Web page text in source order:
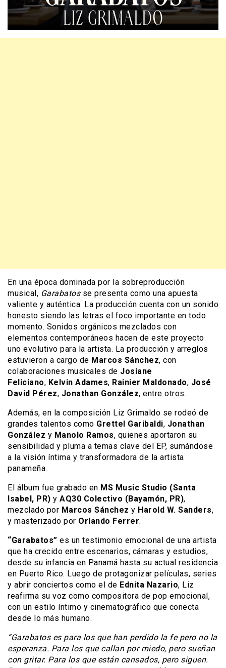
En una época dominada por la sobreproducción
musical, Garabatosse presenta como una apuesta
valiente y auténtica. La producción cuenta con un sonido
honesto siendo las letras el foco importante en todo
momento. Sonidos orgánicos mezclados con
elementos contemporáneos hacen de este proyecto
uno evolutivo para la artista. La producción y arreglos
estuvieron a cargo de Marcos Sánchez, con
colaboraciones musicales de Josiane
Feliciano, Kelvin Adames, Rainier Maldonado, José
David Pérez, Jonathan González, entre otros.
Además, en la composición Liz Grimaldo se rodeó de
grandes talentos como Grettel Garibaldi, Jonathan
González y Manolo Ramos, quienes aportaron su
sensibilidad y pluma a temas clave del EP, sumándose
a la visión íntima y transformadora de la artista
panameña.
El álbum fue grabado en MS Music Studio (Santa
Isabel, PR) y AQ30 Colectivo (Bayamón, PR),
mezclado por Marcos Sánchez y Harold W. Sanders,
y masterizado por Orlando Ferrer.
“Garabatos” es un testimonio emocional de una artista
que ha crecido entre escenarios, cámaras y estudios,
desde su infancia en Panamá hasta su actual residencia
en Puerto Rico. Luego de protagonizar películas, series
y abrir conciertos como el de Ednita Nazario, Liz
reafirma su voz como compositora de pop emocional,
con un estilo íntimo y cinematográfico que conecta
desde lo más humano.
“Garabatos es para los que han perdido la fe pero no la
esperanza. Para los que callan por miedo, pero sueñan
con gritar. Para los que están cansados, pero siguen.